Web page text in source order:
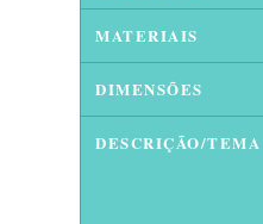
MATERIAIS
DIMENSÕES
DESCRIÇÃO/TEMA